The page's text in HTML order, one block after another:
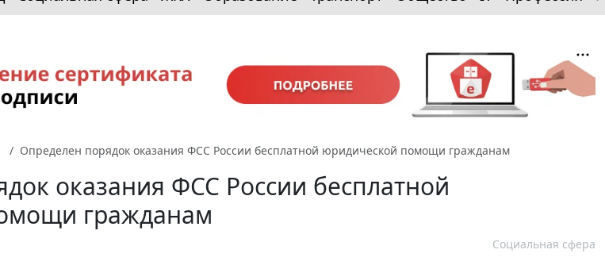
Определен порядок оказания ФСС России бесплатной юридической помощи гражданам
оказания ФСС России бесплатной
гражданам
Социальная сфера